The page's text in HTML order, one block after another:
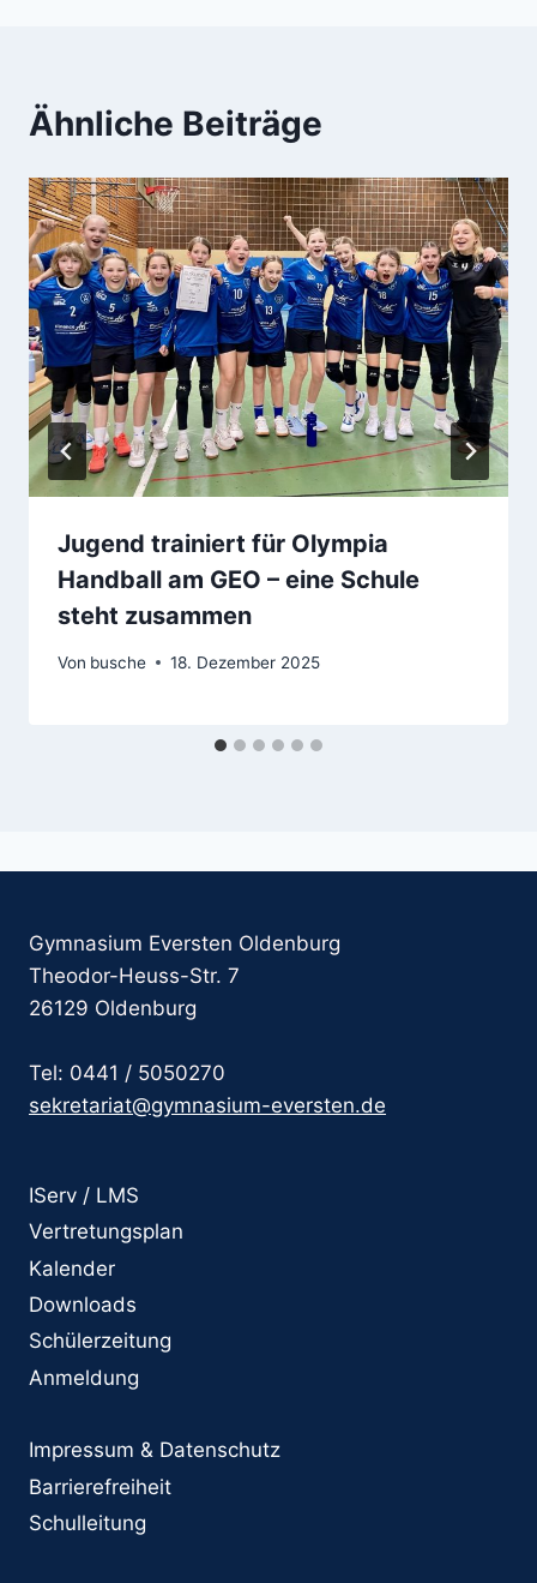
Ähnliche Beiträge
Jugend trainiert für Olympia
Handball am GEO – eine Schule
steht zusammen
Von busche 18. Dezember 2025
Gymnasium Eversten Oldenburg
Theodor-Heuss-Str. 7
26129 Oldenburg
Tel: 0441 / 5050270
sekretariat@gymnasium-eversten.de
IServ / LMS
Vertretungsplan
Kalender
Downloads
Schülerzeitung
Anmeldung
Impressum & Datenschutz
Barrierefreiheit
Schulleitung